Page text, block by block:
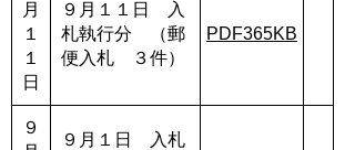
月
１
１
日
９月１１日 入
札執行分 （郵
便入札 ３件）
PDF365KB
９
９月１日 入札